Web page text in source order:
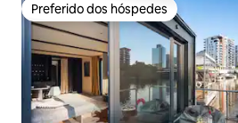
Preferido dos hóspedes
Preferido dos hóspedes